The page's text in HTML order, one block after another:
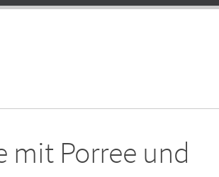
mit Porree und